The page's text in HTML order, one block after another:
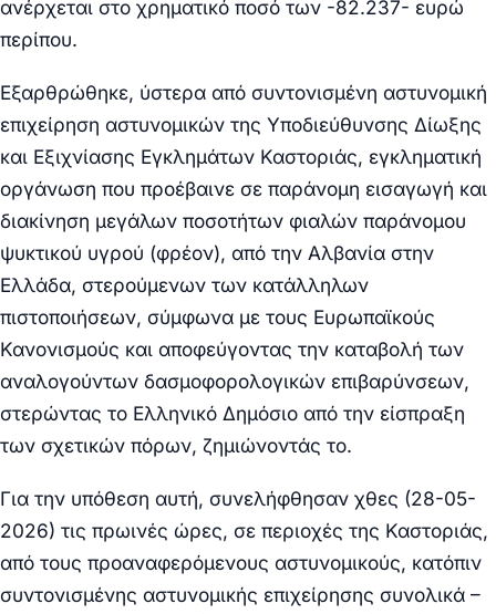
ανέρχεται στο χρηματικό ποσό των -82.237- ευρώ
περίπου.
Εξαρθρώθηκε, ύστερα από συντονισμένη αστυνομική
επιχείρηση αστυνομικών της Υποδιεύθυνσης Δίωξης
και Εξιχνίασης Εγκλημάτων Καστοριάς, εγκληματική
οργάνωση που προέβαινε σε παράνομη εισαγωγή και
διακίνηση μεγάλων ποσοτήτων φιαλών παράνομου
ψυκτικού υγρού (φρέον), από την Αλβανία στην
Ελλάδα, στερούμενων των κατάλληλων
πιστοποιήσεων, σύμφωνα με τους Ευρωπαϊκούς
Κανονισμούς και αποφεύγοντας την καταβολή των
αναλογούντων δασμοφορολογικών επιβαρύνσεων,
στερώντας το Ελληνικό Δημόσιο από την είσπραξη
των σχετικών πόρων, ζημιώνοντάς το.
Για την υπόθεση αυτή, συνελήφθησαν χθες (28-05-
2026) τις πρωινές ώρες, σε περιοχές της Καστοριάς,
από τους προαναφερόμενους αστυνομικούς, κατόπιν
συντονισμένης αστυνομικής επιχείρησης συνολικά –